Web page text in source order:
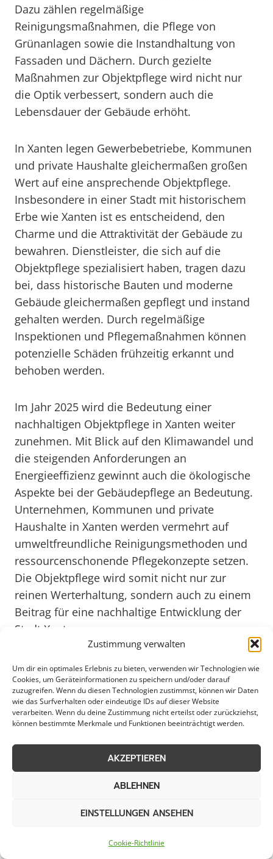
Zustimmung verwalten
Um dir ein optimales Erlebnis zu bieten, verwenden wir Technologien wie
Cookies, um Geräteinformationen zu speichern und/oder darauf
zuzugreifen. Wenn du diesen Technologien zustimmst, können wir Daten
wie das Surfverhalten oder eindeutige IDs auf dieser Website
verarbeiten. Wenn du deine Zustimmung nicht erteilst oder zurückziehst,
können bestimmte Merkmale und Funktionen beeinträchtigt werden.
AKZEPTIEREN
ABLEHNEN
EINSTELLUNGEN ANSEHEN
Cookie-Richtlinie
Dazu zählen regelmäßige
Reinigungsmaßnahmen, die Pflege von
Grünanlagen sowie die Instandhaltung von
Fassaden und Dächern. Durch gezielte
Maßnahmen zur Objektpflege wird nicht nur
die Optik verbessert, sondern auch die
Lebensdauer der Gebäude erhöht.
In Xanten legen Gewerbebetriebe, Kommunen
und private Haushalte gleichermaßen großen
Wert auf eine ansprechende Objektpflege.
Insbesondere in einer Stadt mit historischem
Erbe wie Xanten ist es entscheidend, den
Charme und die Attraktivität der Gebäude zu
bewahren. Dienstleister, die sich auf die
Objektpflege spezialisiert haben, tragen dazu
bei, dass historische Bauten und moderne
Gebäude gleichermaßen gepflegt und instand
gehalten werden. Durch regelmäßige
Inspektionen und Pflegemaßnahmen können
potenzielle Schäden frühzeitig erkannt und
behoben werden.
Im Jahr 2025 wird die Bedeutung einer
nachhaltigen Objektpflege in Xanten weiter
zunehmen. Mit Blick auf den Klimawandel und
die steigenden Anforderungen an
Energieeffizienz gewinnt auch die ökologische
Aspekte bei der Gebäudepflege an Bedeutung.
Unternehmen, Kommunen und private
Haushalte in Xanten werden vermehrt auf
umweltfreundliche Reinigungsmethoden und
ressourcenschonende Pflegekonzepte setzen.
Die Objektpflege wird somit nicht nur zur
reinen Werterhaltung, sondern auch zu einem
Beitrag für eine nachhaltige Entwicklung der
Stadt Xanten.
Professionelle Reinigungsdienste
für Xantener Immobilien
Die Objektpflege in Xanten ist von großer
Bedeutung für Gewerbebetriebe, Kommunen
und private Haushalte. Durch regelmäßige und
Grünanlagen und öffentliche Plätze langfristig
Xanten, einer Stadt mit einer reichen